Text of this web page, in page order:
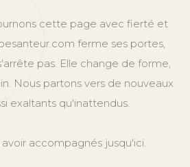
cette page avec fierté et
ferme ses portes,
pas. Elle change de forme,
Nous partons vers de nouveaux
exaltants qu'inattendus.
accompagnés jusqu'ici.